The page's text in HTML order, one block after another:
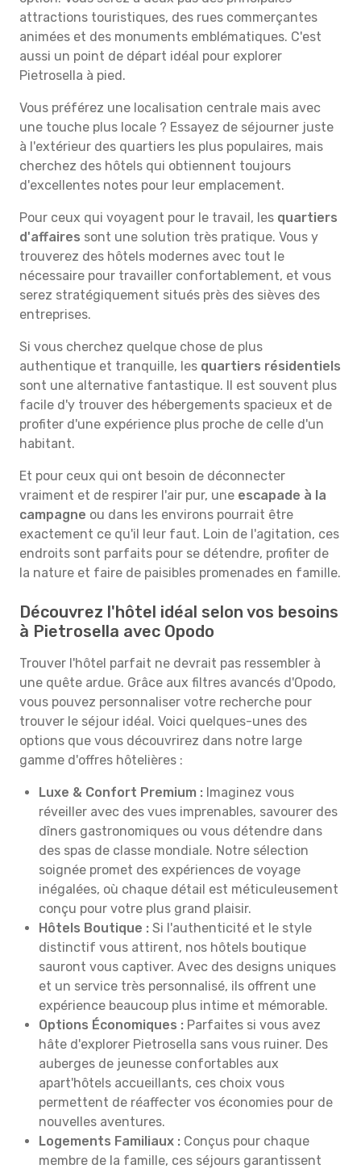
attractions touristiques, des rues commerçantes
animées et des monuments emblématiques. C'est
aussi un point de départ idéal pour explorer
Pietrosella à pied.
Vous préférez une localisation centrale mais avec
une touche plus locale ? Essayez de séjourner juste
à l'extérieur des quartiers les plus populaires, mais
cherchez des hôtels qui obtiennent toujours
d'excellentes notes pour leur emplacement.
Pour ceux qui voyagent pour le travail, les quartiers
d'affaires sont une solution très pratique. Vous y
trouverez des hôtels modernes avec tout le
nécessaire pour travailler confortablement, et vous
serez stratégiquement situés près des sièves des
entreprises.
Si vous cherchez quelque chose de plus
authentique et tranquille, les quartiers résidentiels
sont une alternative fantastique. Il est souvent plus
facile d'y trouver des hébergements spacieux et de
profiter d'une expérience plus proche de celle d'un
habitant.
Et pour ceux qui ont besoin de déconnecter
vraiment et de respirer l'air pur, une escapade à la
campagne ou dans les environs pourrait être
exactement ce qu'il leur faut. Loin de l'agitation, ces
endroits sont parfaits pour se détendre, profiter de
la nature et faire de paisibles promenades en famille.
Découvrez l'hôtel idéal selon vos besoins
à Pietrosella avec Opodo
Trouver l'hôtel parfait ne devrait pas ressembler à
une quête ardue. Grâce aux filtres avancés d'Opodo,
vous pouvez personnaliser votre recherche pour
trouver le séjour idéal. Voici quelques-unes des
options que vous découvrirez dans notre large
gamme d'offres hôtelières :
Luxe & Confort Premium : Imaginez vous
réveiller avec des vues imprenables, savourer des
dîners gastronomiques ou vous détendre dans
des spas de classe mondiale. Notre sélection
soignée promet des expériences de voyage
inégalées, où chaque détail est méticuleusement
conçu pour votre plus grand plaisir.
Hôtels Boutique : Si l'authenticité et le style
distinctif vous attirent, nos hôtels boutique
sauront vous captiver. Avec des designs uniques
et un service très personnalisé, ils offrent une
expérience beaucoup plus intime et mémorable.
Options Économiques : Parfaites si vous avez
hâte d'explorer Pietrosella sans vous ruiner. Des
auberges de jeunesse confortables aux
apart'hôtels accueillants, ces choix vous
permettent de réaffecter vos économies pour de
nouvelles aventures.
Logements Familiaux : Conçus pour chaque
membre de la famille, ces séjours garantissent